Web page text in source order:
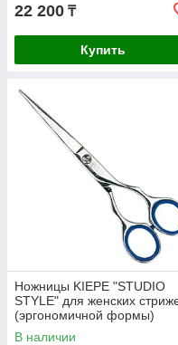
22 200 ₸
Купить
Ножницы KIEPE "STUDIO
STYLE" для женских
(эргономичной формы)
В наличии